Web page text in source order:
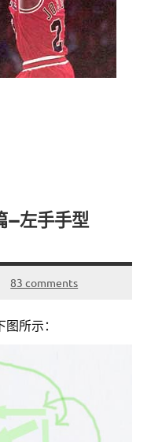
—左手手型
83 comments
所示：